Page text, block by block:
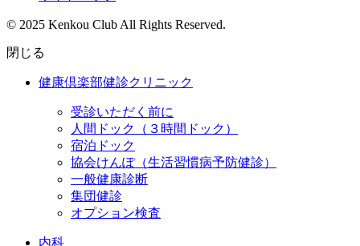
© 2025 Kenkou Club All Rights Reserved.
閉じる
健康倶楽部健診クリニック
受診いただく前に
人間ドック（３時間ドック）
宿泊ドック
協会けんぽ（生活習慣病予防健診）
一般健康診断
集団健診
オプション検査
内科